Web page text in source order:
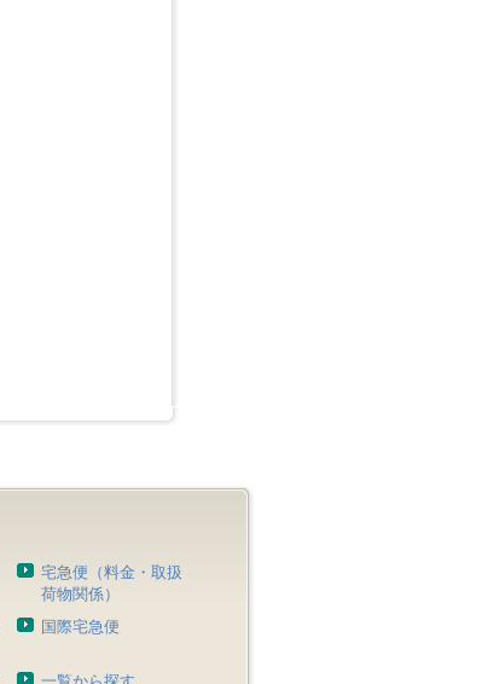
宅急便（料金・取扱
荷物関係）
国際宅急便